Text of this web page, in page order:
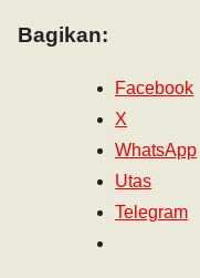
Bagikan:
Facebook
X
WhatsApp
Utas
Telegram